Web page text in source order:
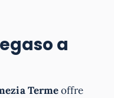
a
Termeoffre